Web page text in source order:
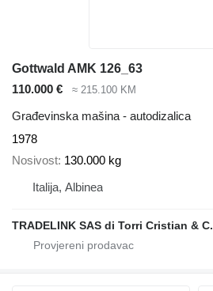
Gottwald AMK 126_63
110.000 €
≈ 215.100 KM
Građevinska mašina - autodizalica
1978
Nosivost 130.000 kg
Italija, Albinea
TRADELINK SAS di Torri Cristian & C.